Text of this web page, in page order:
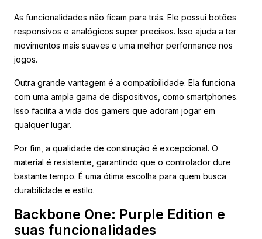
As funcionalidades não ficam para trás. Ele possui botões
responsivos e analógicos super precisos. Isso ajuda a ter
movimentos mais suaves e uma melhor performance nos
jogos.
Outra grande vantagem é a compatibilidade. Ela funciona
com uma ampla gama de dispositivos, como smartphones.
Isso facilita a vida dos gamers que adoram jogar em
qualquer lugar.
Por fim, a qualidade de construção é excepcional. O
material é resistente, garantindo que o controlador dure
bastante tempo. É uma ótima escolha para quem busca
durabilidade e estilo.
Backbone One: Purple Edition e
suas funcionalidades